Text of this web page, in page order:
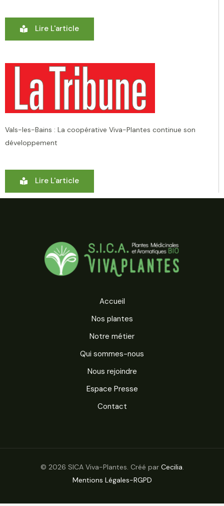
Lire L'article
Vals-les-Bains : La coopérative Viva-Plantes continue son
développement
Lire L'article
Accueil
Nos plantes
Notre métier
Qui sommes-nous
Nous rejoindre
Espace Presse
Contact
© 2026 SICA Viva-Plantes. Créé par Cecilia
Mentions Légales-RGPD